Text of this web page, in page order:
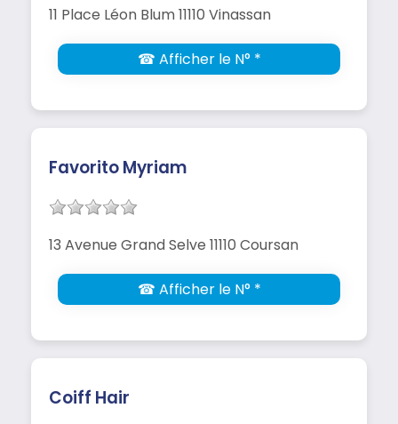
11 Place Léon Blum 11110 Vinassan
☎ Afficher le N° *
Favorito Myriam
13 Avenue Grand Selve 11110 Coursan
☎ Afficher le N° *
Coiff Hair